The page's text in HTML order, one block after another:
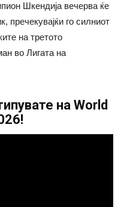
Шкендија вечерва ќе
пречекувајќи го силниот
на третото
во Лигата на
на World